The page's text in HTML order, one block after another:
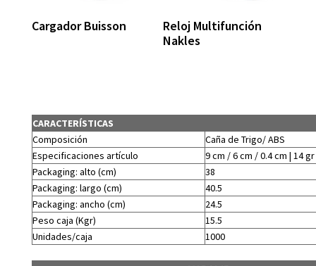
Cargador Buisson
Reloj Multifunción
Nakles
CARACTERÍSTICAS
Composición
Caña de Trigo/ ABS
Especificaciones artículo
9 cm / 6 cm / 0.4 cm | 14 gr
Packaging: alto (cm)
38
Packaging: largo (cm)
40.5
Packaging: ancho (cm)
24.5
Peso caja (Kgr)
15.5
Unidades/caja
1000